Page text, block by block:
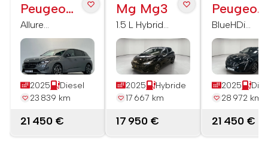
Peugeot
308
Allure
BlueHDI 130
ch S&S EAT8
2025
Diesel
23 839 km
21 450 €
Mg Mg3
1.5 L Hybrid+
195 ch
Luxury
2025
Hybride
17 667 km
17 950 €
Peugeot
308
BlueHDi
130ch S&S
EAT8 Allure
2025
28 972 km
21 450 €